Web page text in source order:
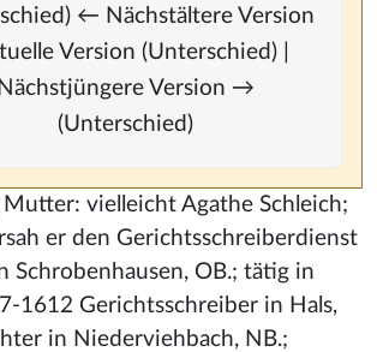
← Nächstältere Version
Version (Unterschied) |
Nächstjüngere Version →
(Unterschied)
vielleicht Agathe Schleich;
er den Gerichtsschreiberdienst
Schrobenhausen, OB.; tätig in
1612 Gerichtsschreiber in Hals,
in Niederviehbach, NB.;